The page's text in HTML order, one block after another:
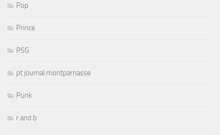
Pop
Prince
PSG
pt journal montparnasse
Punk
r and b